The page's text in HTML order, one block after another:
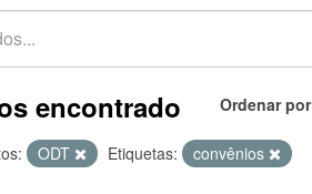
Ordenar por
encontrado
ODT Etiquetas: convênios